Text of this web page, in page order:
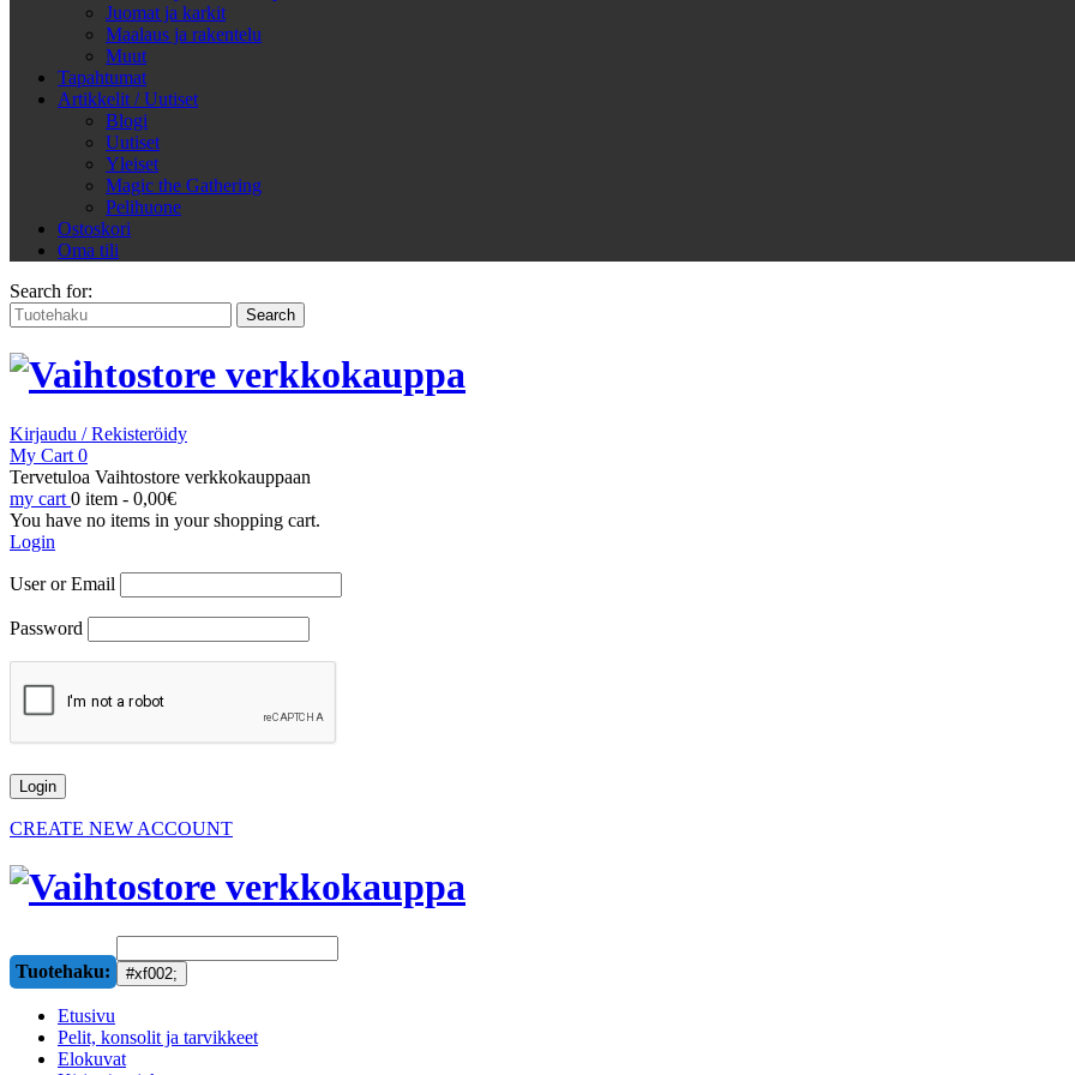
Juomat ja karkit
Maalaus ja rakentelu
Muut
Tapahtumat
Artikkelit / Uutiset
Blogi
Uutiset
Yleiset
Magic the Gathering
Pelihuone
Ostoskori
Oma tili
Search for:
Kirjaudu / Rekisteröidy
My Cart 0
Tervetuloa Vaihtostore verkkokauppaan
my cart 0 item - 0,00€
You have no items in your shopping cart.
Login
User or Email
Password
CREATE NEW ACCOUNT
Tuotehaku:
Etusivu
Pelit, konsolit ja tarvikkeet
Elokuvat